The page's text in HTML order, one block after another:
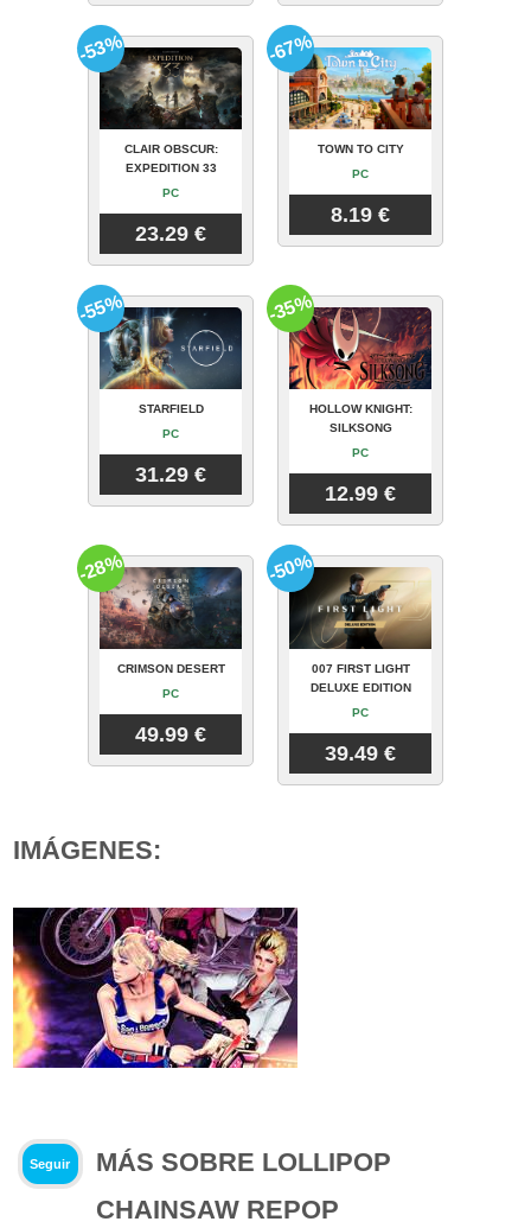
CLAIR OBSCUR:
EXPEDITION 33
PC
23.29 €
-53%
TOWN TO CITY
PC
8.19 €
-67%
STARFIELD
PC
31.29 €
-55%
HOLLOW KNIGHT:
SILKSONG
PC
12.99 €
-35%
CRIMSON DESERT
PC
49.99 €
-28%
007 FIRST LIGHT
DELUXE EDITION
PC
39.49 €
-50%
IMÁGENES:
Seguir
MÁS SOBRE LOLLIPOP
CHAINSAW REPOP